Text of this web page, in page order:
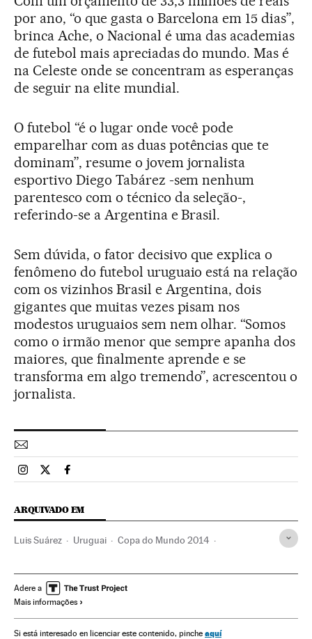
por ano, “o que gasta o Barcelona em 15 dias”,
brinca Ache, o Nacional é uma das academias
de futebol mais apreciadas do mundo. Mas é
na Celeste onde se concentram as esperanças
de seguir na elite mundial.
O futebol “é o lugar onde você pode
emparelhar com as duas potências que te
dominam”, resume o jovem jornalista
esportivo Diego Tabárez -sem nenhum
parentesco com o técnico da seleção-,
referindo-se a Argentina e Brasil.
Sem dúvida, o fator decisivo que explica o
fenômeno do futebol uruguaio está na relação
com os vizinhos Brasil e Argentina, dois
gigantes que muitas vezes pisam nos
modestos uruguaios sem nem olhar. “Somos
como o irmão menor que sempre apanha dos
maiores, que finalmente aprende e se
transforma em algo tremendo”, acrescentou o
jornalista.
Esportes El País Brasil en Instagram
Esportes El País Brasil en Twitter
Esportes El País Brasil en Facebook
ARQUIVADO EM
Luis Suárez Uruguai Copa do Mundo 2014
América Latina Competições
Adere a
Mais informações
Si está interesado en licenciar este contenido, pinche aquí